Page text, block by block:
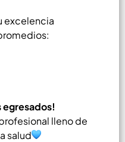
excelencia
egresados!
lleno de
salud